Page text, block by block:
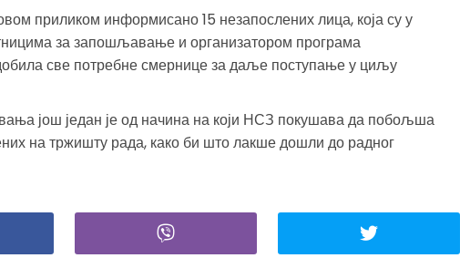
приликом информисано 15 незапослених лица, која су у
за запошљавање и организатором програма
све потребне смернице за даље поступање у циљу
још један је од начина на који НСЗ покушава да побољша
на тржишту рада, како би што лакше дошли до радног